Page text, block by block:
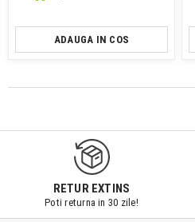
ADAUGA IN COS
RETUR EXTINS
Poti returna in 30 zile!